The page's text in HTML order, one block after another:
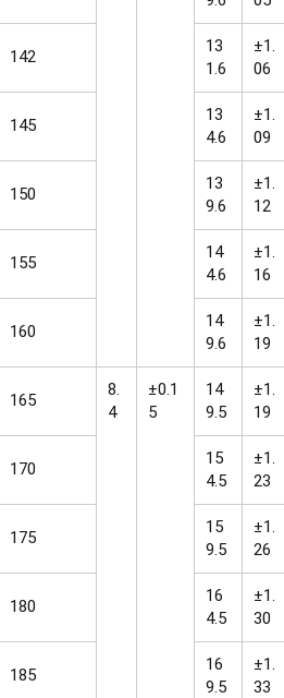
142
13
1.6
±1.
06
145
13
4.6
±1.
09
150
13
9.6
±1.
12
155
14
4.6
±1.
16
160
14
9.6
±1.
19
165
8.
4
±0.1
5
14
9.5
±1.
19
170
15
4.5
±1.
23
175
15
9.5
±1.
26
180
16
4.5
±1.
30
185
16
9.5
±1.
33